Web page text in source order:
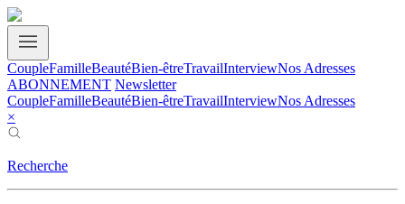
CoupleFamilleBeautéBien-êtreTravailInterviewNos Adresses
ABONNEMENT Newsletter
CoupleFamilleBeautéBien-êtreTravailInterviewNos Adresses
×
Recherche